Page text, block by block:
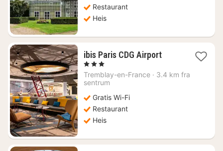
Restaurant
Heis
ibis Paris CDG Airport1
fra
, 3 Stjerner
Tremblay-en-France · 3.4 km fra
sentrum
Gratis Wi-Fi
Restaurant
Heis